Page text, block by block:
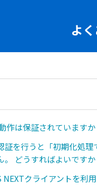
よ
作は保証されていますか
証を行うと「初期化処
。 どうすればよいですか
NEXTクライアントを